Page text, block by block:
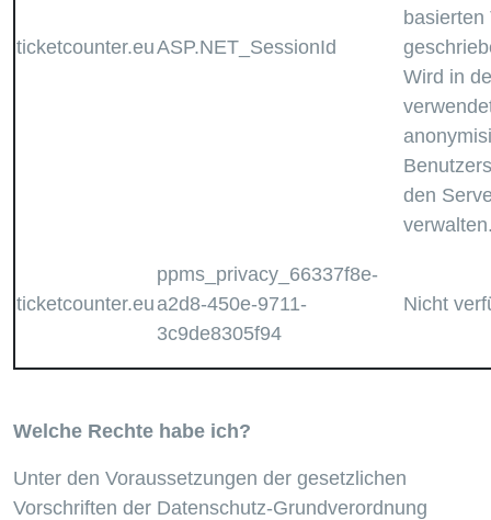
ticketcounter.euASP.NET_SessionId
basierten
Wird in
den
ticketcounter.eu
ppms_privacy_66337f8e-
a2d8-450e-9711-
3c9de8305f94
Nicht
Welche Rechte habe ich?
Unter den Voraussetzungen der gesetzlichen
Vorschriften der Datenschutz-Grundverordnung